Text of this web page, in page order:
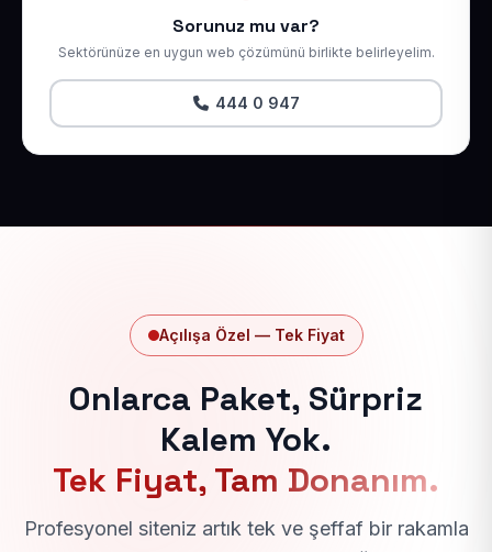
Sorunuz mu var?
Sektörünüze en uygun web çözümünü birlikte belirleyelim.
444 0 947
Açılışa Özel — Tek Fiyat
Onlarca Paket, Sürpriz
Kalem Yok.
Tek Fiyat, Tam Donanım.
Profesyonel siteniz artık tek ve şeffaf bir rakamla